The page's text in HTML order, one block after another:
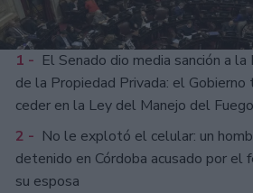
1 - El Senado dio media sanción a
de la Propiedad Privada: el Gobierno
ceder en la Ley del Manejo del Fuego
2 - No le explotó el celular: un
detenido en Córdoba acusado por el
su esposa